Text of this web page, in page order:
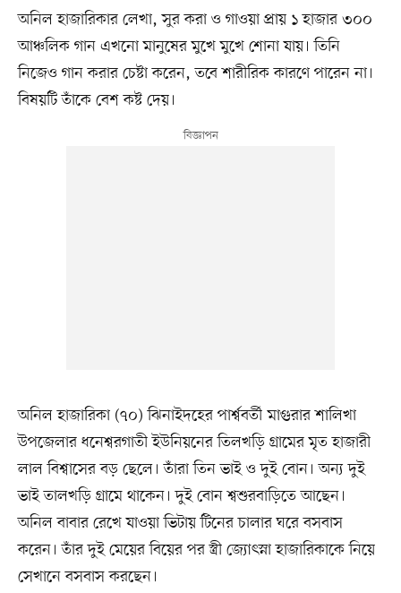
অনিল হাজারিকার লেখা, সুর করা ও গাওয়া প্রায় ১ হাজার ৩০০
আঞ্চলিক গান এখনো মানুষের মুখে মুখে শোনা যায়। তিনি
নিজেও গান করার চেষ্টা করেন, তবে শারীরিক কারণে পারেন না।
বিষয়টি তাঁকে বেশ কষ্ট দেয়।
অনিল হাজারিকা (৭০) ঝিনাইদহের পার্শ্ববর্তী মাগুরার শালিখা
উপজেলার ধনেশ্বরগাতী ইউনিয়নের তিলখড়ি গ্রামের মৃত হাজারী
লাল বিশ্বাসের বড় ছেলে। তাঁরা তিন ভাই ও দুই বোন। অন্য দুই
ভাই তালখড়ি গ্রামে থাকেন। দুই বোন শ্বশুরবাড়িতে আছেন।
অনিল বাবার রেখে যাওয়া ভিটায় টিনের চালার ঘরে বসবাস
করেন। তাঁর দুই মেয়ের বিয়ের পর স্ত্রী জ্যোৎস্না হাজারিকাকে নিয়ে
সেখানে বসবাস করছেন।